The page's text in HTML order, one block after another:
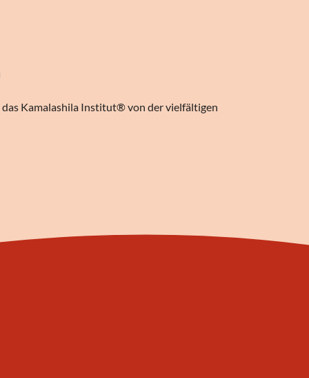
Kamalashila Institut® von der vielfältigen